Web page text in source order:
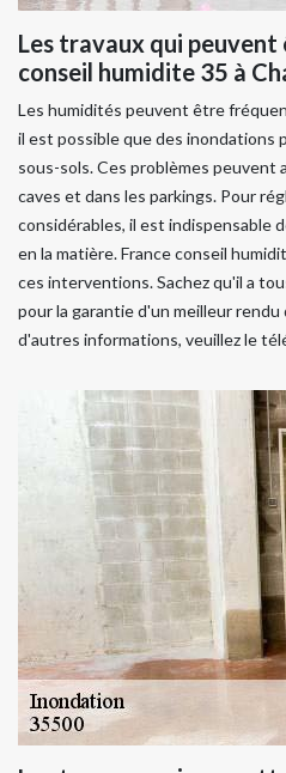
Les travaux qui peuvent
conseil humidite 35 à
Les humidités peuvent être
il est possible que des inondations
sous-sols. Ces problèmes peuvent
caves et dans les parkings. Pour
considérables, il est indispensable
en la matière. France conseil
ces interventions. Sachez qu'il a
pour la garantie d'un meilleur rendu
d'autres informations, veuillez le